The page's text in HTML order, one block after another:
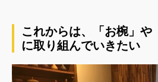
これからは、「お椀」や
に取り組んでいきたい